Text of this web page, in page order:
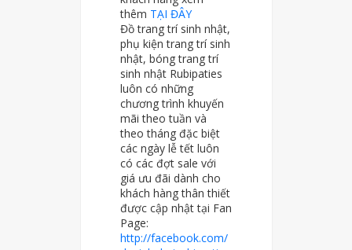
thêm TẠI ĐÂY
Đồ trang trí sinh nhật,
phụ kiện trang trí sinh
nhật, bóng trang trí
sinh nhật Rubipaties
luôn có những
chương trình khuyến
mãi theo tuần và
theo tháng đặc biệt
các ngày lễ tết luôn
có các đợt sale với
giá ưu đãi dành cho
khách hàng thân thiết
được cập nhật tại Fan
Page:
http://facebook.com/